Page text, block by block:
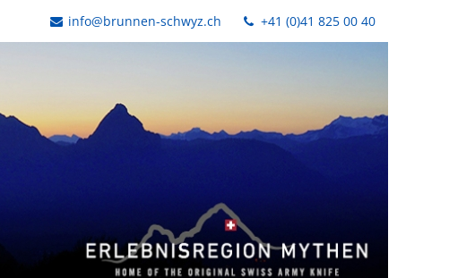
info@brunnen-schwyz.ch +41 (0)41 825 00 40